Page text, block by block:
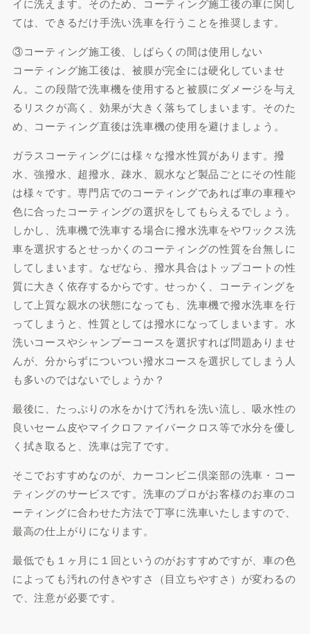
イに洗えます。そのため、コーティング施工後の車に関し
ては、できるだけ手洗い洗車を行うことを推奨します。
③コーティング施工後、しばらくの間は使用しない
コーティング施工後は、被膜が完全には硬化していませ
ん。この段階で洗車機を使用すると被膜にダメージを与え
るリスクが高く、効果が大きく落ちてしまいます。そのた
め、コーティング直後は洗車機の使用を避けましょう。
ガラスコーティングには様々な撥水性質があります。撥
水、強撥水、超撥水、疎水、親水など製品ごとにその性能
は様々です。専門店でのコーティングであれば車の車種や
色に合ったコーティングの選択をしてもらえるでしょう。
しかし、洗車機で洗車する場合に撥水洗車をやワックス洗
車を選択するとせっかくのコーティングの性質を台無しに
してしまいます。なぜなら、撥水具合はトップコートの性
質に大きく依存するからです。せっかく、コーティングを
して上質な親水の状態になっても、洗車機で撥水洗車を行
ってしまうと、性質としては撥水になってしまいます。水
洗いコースやシャンプーコースを選択すれば問題ありませ
んが、分からずについつい撥水コースを選択してしまう人
も多いのではないでしょうか？
最後に、たっぷりの水をかけて汚れを洗い流し、吸水性の
良いセーム皮やマイクロファイバークロス等で水分を優し
く拭き取ると、洗車は完了です。
そこでおすすめなのが、カーコンビニ倶楽部の洗車・コー
ティングのサービスです。洗車のプロがお客様のお車のコ
ーティングに合わせた方法で丁寧に洗車いたしますので、
最高の仕上がりになります。
最低でも１ヶ月に１回というのがおすすめですが、車の色
によっても汚れの付きやすさ（目立ちやすさ）が変わるの
で、注意が必要です。